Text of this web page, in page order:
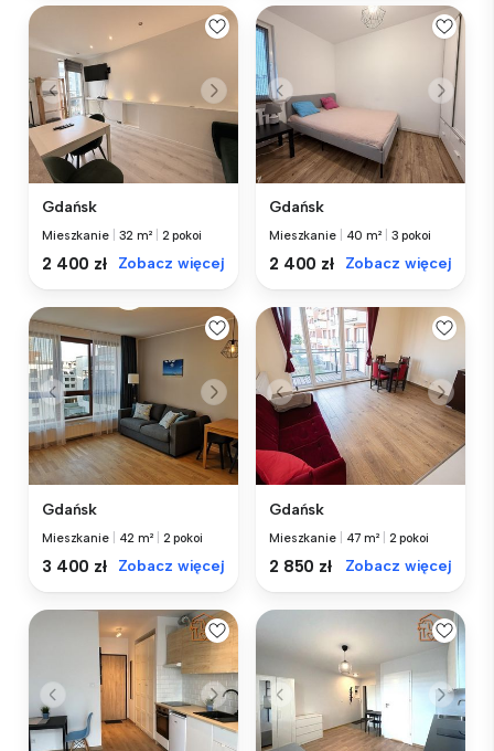
Gdańsk
Mieszkanie 32 m² 2 pokoi
2 400 zł Zobacz więcej
Gdańsk
Mieszkanie 40 m² 3 pokoi
2 400 zł Zobacz więcej
Gdańsk
Mieszkanie 42 m² 2 pokoi
3 400 zł Zobacz więcej
Gdańsk
Mieszkanie 47 m² 2 pokoi
2 850 zł Zobacz więcej